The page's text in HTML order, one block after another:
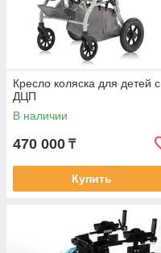
Кресло коляска для детей с
ДЦП
В наличии
470 000 ₸
Купить